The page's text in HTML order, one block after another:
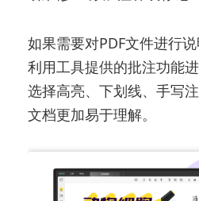
如果需要对PDF文件进行
利用工具提供的批注功能
选择高亮、下划线、手写
文档更加易于理解。